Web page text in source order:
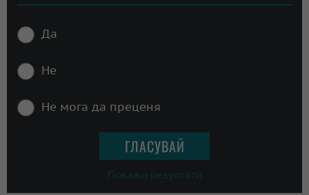
Да
Не
Не мога да преценя
Покажи резултати